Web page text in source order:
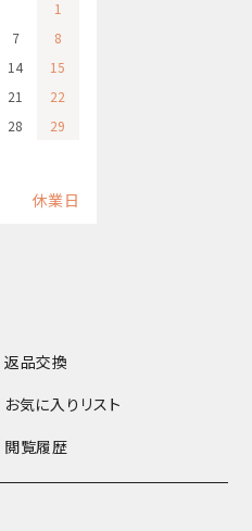
返品交換
お気に入りリスト
閲覧履歴
1
7
8
14
15
21
22
28
29
休業日